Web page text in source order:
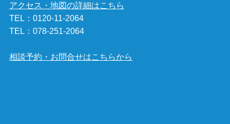
アクセス・地図の詳細はこちら
TEL： 0120-11-2064
TEL： 078-251-2064
相談予約・お問合せはこちらから